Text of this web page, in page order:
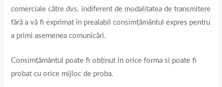
comerciale către dvs. indiferent de modalitatea de transmitere
fără a vă fi exprimat în prealabil consimțământul expres pentru
a primi asemenea comunicări.
Consimțământul poate fi obținut în orice forma si poate fi
probat cu orice mijloc de proba.